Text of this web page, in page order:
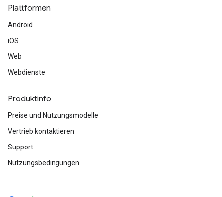
Plattformen
Android
iOS
Web
Webdienste
Produktinfo
Preise und Nutzungsmodelle
Vertrieb kontaktieren
Support
Nutzungsbedingungen